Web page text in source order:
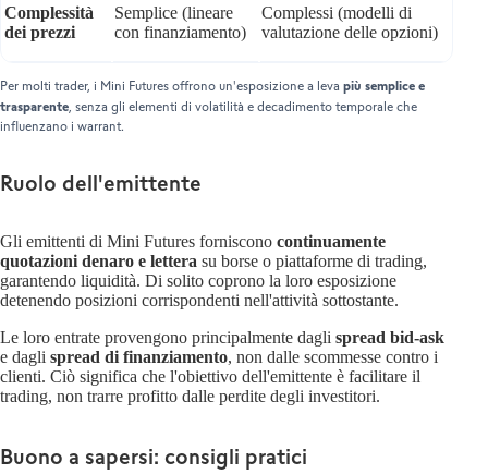
Complessità
dei prezzi
Semplice (lineare
con finanziamento)
Complessi (modelli di
valutazione delle opzioni)
Per molti trader, i Mini Futures offrono un'esposizione a leva più semplice e
trasparente, senza gli elementi di volatilità e decadimento temporale che
influenzano i warrant.
Ruolo dell'emittente
Gli emittenti di Mini Futures forniscono continuamente
quotazioni denaro e lettera su borse o piattaforme di trading,
garantendo liquidità. Di solito coprono la loro esposizione
detenendo posizioni corrispondenti nell'attività sottostante.
Le loro entrate provengono principalmente dagli spread bid-ask
e dagli spread di finanziamento, non dalle scommesse contro i
clienti. Ciò significa che l'obiettivo dell'emittente è facilitare il
trading, non trarre profitto dalle perdite degli investitori.
Buono a sapersi: consigli pratici